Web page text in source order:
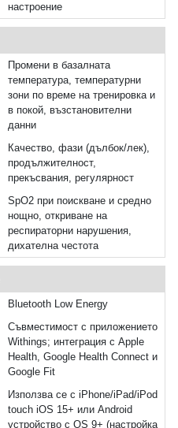
настроение
Промени в базалната
температура, температурни
зони по време на тренировка и
в покой, възстановителни
данни
Качество, фази (дълбок/лек),
продължителност,
прекъсвания, регулярност
SpO2 при поискване и средно
нощно, откриване на
респираторни нарушения,
дихателна честота
Bluetooth Low Energy
Съвместимост с приложението
Withings; интеграция с Apple
Health, Google Health Connect и
Google Fit
Използва се с iPhone/iPad/iPod
touch iOS 15+ или Android
устройство с OS 9+ (настройка